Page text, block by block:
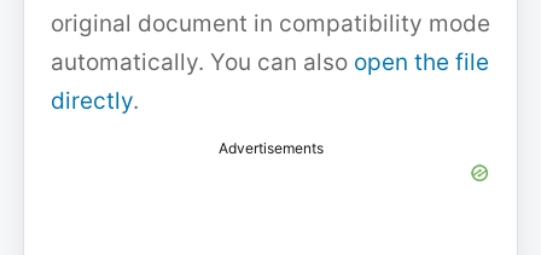
original document in compatibility mode
automatically. You can also open the file
directly.
Advertisements